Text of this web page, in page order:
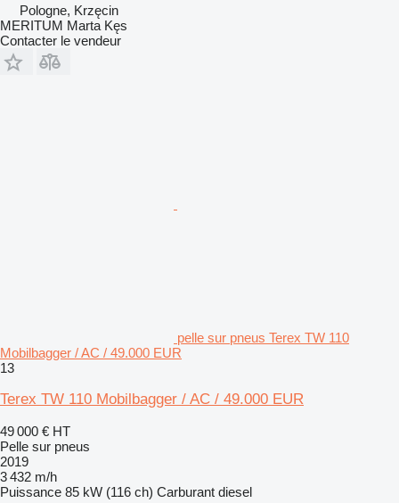
Pologne, Krzęcin
MERITUM Marta Kęs
Contacter le vendeur
pelle sur pneus Terex TW 110
Mobilbagger / AC / 49.000 EUR
13
Terex TW 110 Mobilbagger / AC / 49.000 EUR
49 000 € HT
Pelle sur pneus
2019
3 432 m/h
Puissance 85 kW (116 ch) Carburant diesel